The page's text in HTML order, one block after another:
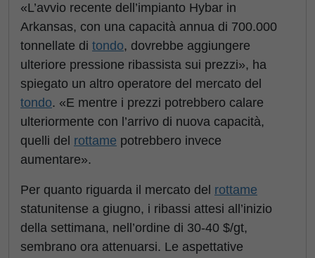
«L’avvio recente dell’impianto Hybar in
Arkansas, con una capacità annua di 700.000
tonnellate di tondo, dovrebbe aggiungere
ulteriore pressione ribassista sui prezzi», ha
spiegato un altro operatore del mercato del
tondo. «E mentre i prezzi potrebbero calare
ulteriormente con l’arrivo di nuova capacità,
quelli del rottame potrebbero invece
aumentare».
Per quanto riguarda il mercato del rottame
statunitense a giugno, i ribassi attesi all’inizio
della settimana, nell’ordine di 30-40 $/gt,
sembrano ora attenuarsi. Le aspettative